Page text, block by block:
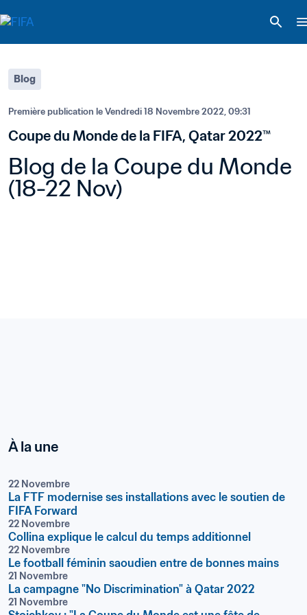
Blog
Première publication le Vendredi 18 Novembre 2022, 09:31
Coupe du Monde de la FIFA, Qatar 2022™
Blog de la Coupe du Monde
(18-22 Nov)
À la une
22 Novembre
La FTF modernise ses installations avec le soutien de
FIFA Forward
22 Novembre
Collina explique le calcul du temps additionnel
22 Novembre
Le football féminin saoudien entre de bonnes mains
21 Novembre
La campagne "No Discrimination" à Qatar 2022
21 Novembre